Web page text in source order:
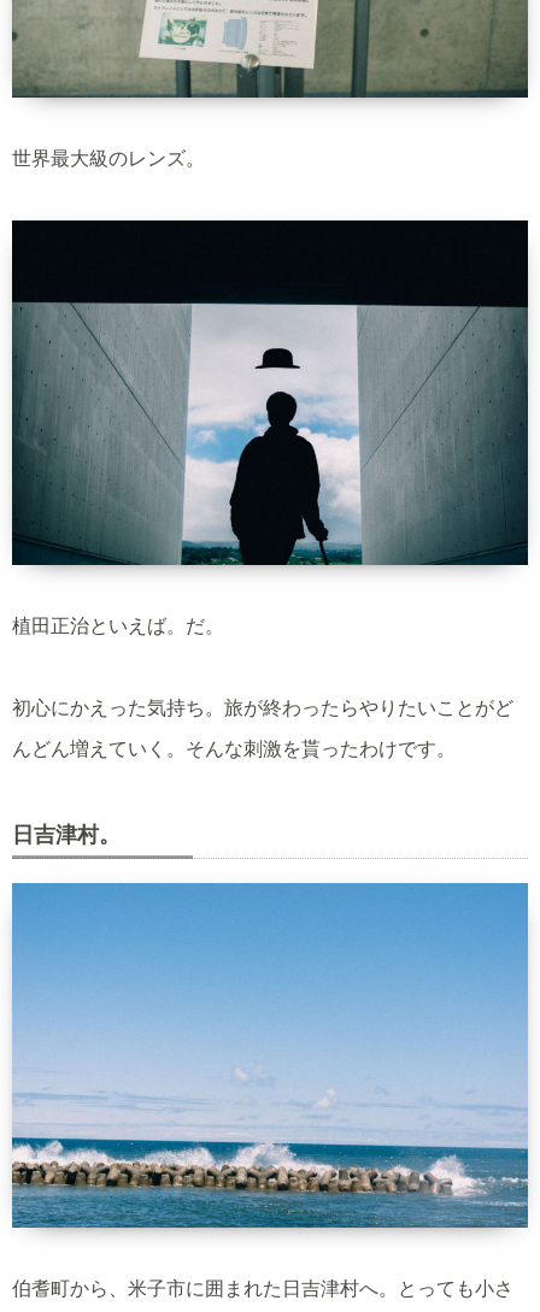
世界最大級のレンズ。
植田正治といえば。だ。
初心にかえった気持ち。旅が終わったらやりたいことがど
んどん増えていく。そんな刺激を貰ったわけです。
日吉津村。
伯耆町から、米子市に囲まれた日吉津村へ。とっても小さ